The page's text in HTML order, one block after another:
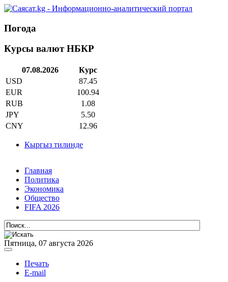
Погода
Курсы валют НБКР
07.08.2026
Курс
USD
87.45
EUR
100.94
RUB
1.08
JPY
5.50
CNY
12.96
Кыргыз тилинде
Главная
Политика
Экономика
Общество
FIFA 2026
Пятница, 07 августа 2026
Печать
E-mail